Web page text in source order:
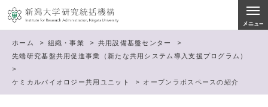
ホーム > 組織・事業 > 共用設備基盤センター
>
先端研究基盤共用促進事業（新たな共用システム導入支援プログラム）
>
ケミカルバイオロジー共用ユニット
> オープンラボスペースの紹介